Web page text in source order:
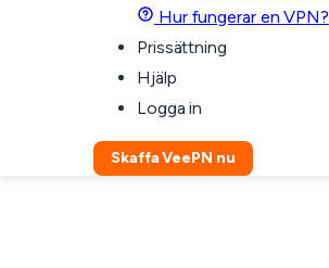
Hur fungerar en VPN?
Prissättning
Hjälp
Logga in
Skaffa VeePN nu